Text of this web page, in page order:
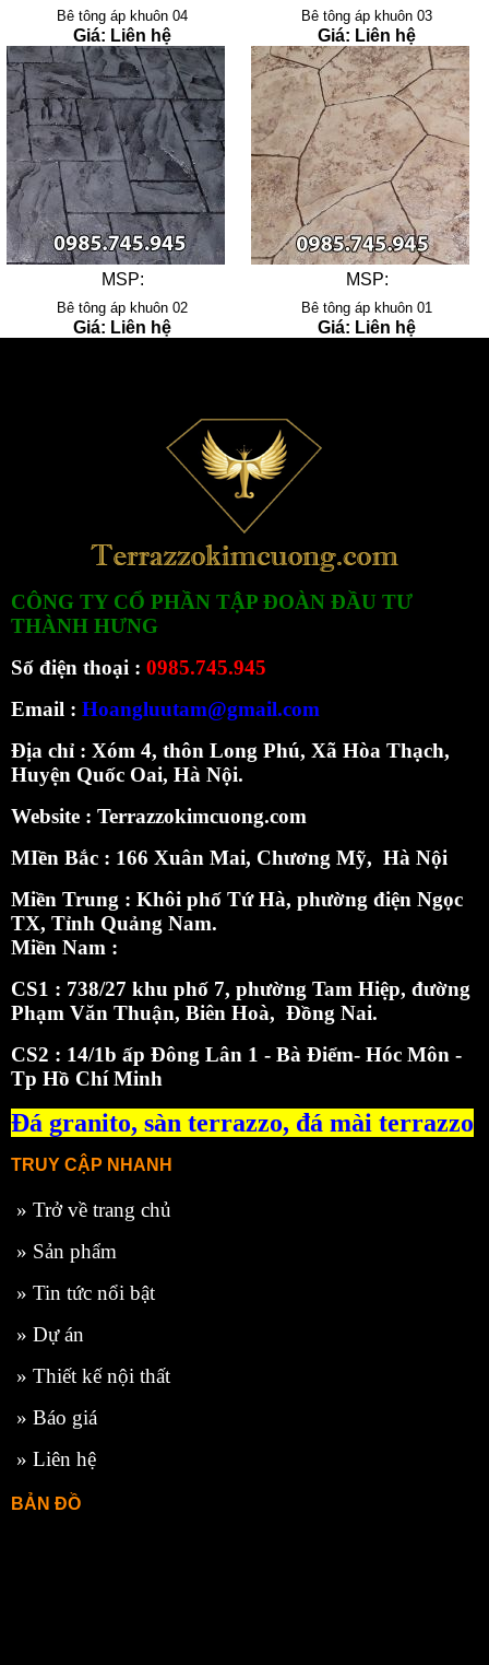
Bê tông áp khuôn 04
Giá: Liên hệ
Bê tông áp khuôn 03
Giá: Liên hệ
MSP:
Bê tông áp khuôn 02
Giá: Liên hệ
MSP:
Bê tông áp khuôn 01
Giá: Liên hệ
CÔNG TY CỔ PHẦN TẬP ĐOÀN ĐẦU TƯ
THÀNH HƯNG
Số điện thoại : 0985.745.945
Email : Hoangluutam@gmail.com
Địa chỉ : Xóm 4, thôn Long Phú, Xã Hòa Thạch,
Huyện Quốc Oai, Hà Nội.
Website : Terrazzokimcuong.com
MIền Bắc : 166 Xuân Mai, Chương Mỹ, Hà Nội
Miền Trung : Khôi phố Tứ Hà, phường điện Ngọc
TX, Tỉnh Quảng Nam.
Miền Nam :
CS1 : 738/27 khu phố 7, phường Tam Hiệp, đường
Phạm Văn Thuận, Biên Hoà, Đồng Nai.
CS2 : 14/1b ấp Đông Lân 1 - Bà Điểm- Hóc Môn -
Tp Hồ Chí Minh
Đá granito, sàn terrazzo, đá mài terrazzo
TRUY CẬP NHANH
» Trở về trang chủ
» Sản phẩm
» Tin tức nổi bật
» Dự án
» Thiết kế nội thất
» Báo giá
» Liên hệ
BẢN ĐỒ